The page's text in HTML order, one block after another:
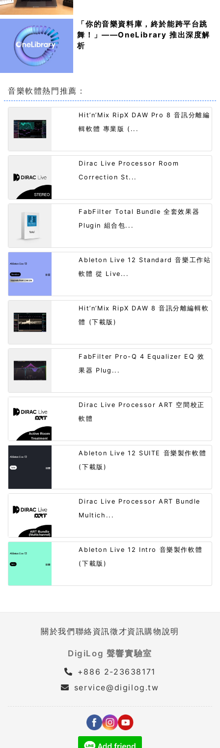
「你的音樂資料庫，終於能跨平台跳
舞！」——OneLibrary 推出深度解
析
音樂軟體熱門推薦：
Hit’n’Mix RipX DAW Pro 8 音訊分離編
輯軟體 專業版 (...
Dirac Live Processor Room
Correction St...
FabFilter Total Bundle 全套效果器
Plugin 組合包...
Ableton Live 12 Standard 音樂工作站
軟體 從 Live...
Hit’n’Mix RipX DAW 8 音訊分離編輯軟
體 (下載版)
FabFilter Pro-Q 4 Equalizer EQ 效
果器 Plug...
Dirac Live Processor ART 空間校正
軟體
Ableton Live 12 SUITE 音樂製作軟體
(下載版)
Dirac Live Processor ART Bundle
Multich...
Ableton Live 12 Intro 音樂製作軟體
(下載版)
關於我們聯絡資訊徵才資訊購物說明
DigiLog 聲響實驗室
+886 2-23638171
service@digilog.tw